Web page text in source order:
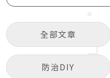
全部文章
防治DIY